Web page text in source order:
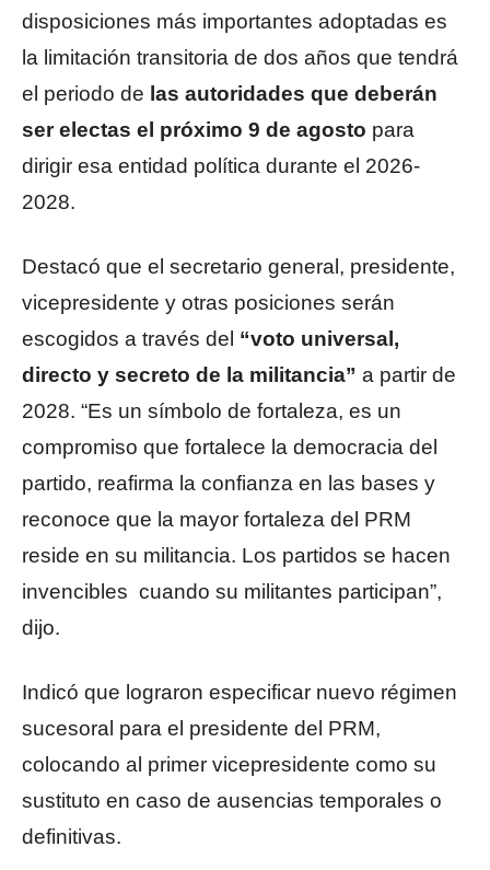
disposiciones más importantes adoptadas es
la limitación transitoria de dos años que tendrá
el periodo de las autoridades que deberán
ser electas el próximo 9 de agosto para
dirigir esa entidad política durante el 2026-
2028.
Destacó que el secretario general, presidente,
vicepresidente y otras posiciones serán
escogidos a través del “voto universal,
directo y secreto de la militancia” a partir de
2028. “Es un símbolo de fortaleza, es un
compromiso que fortalece la democracia del
partido, reafirma la confianza en las bases y
reconoce que la mayor fortaleza del PRM
reside en su militancia. Los partidos se hacen
invencibles cuando su militantes participan”,
dijo.
Indicó que lograron especificar nuevo régimen
sucesoral para el presidente del PRM,
colocando al primer vicepresidente como su
sustituto en caso de ausencias temporales o
definitivas.